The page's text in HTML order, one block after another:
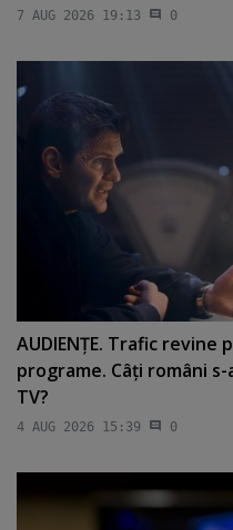
7 AUG 2026 19:13 0
AUDIENŢE. Trafic revine
programe. Câţi români
TV?
4 AUG 2026 15:39 0